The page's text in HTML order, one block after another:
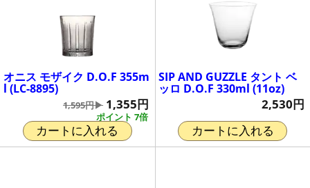
オニス モザイク D.O.F 355m
l (LC-8895)
ポイント 7倍
1,595円▶ 1,355円
カートに入れる
SIP AND GUZZLE タント ベ
ッロ D.O.F 330ml (11oz)
2,530円
カートに入れる